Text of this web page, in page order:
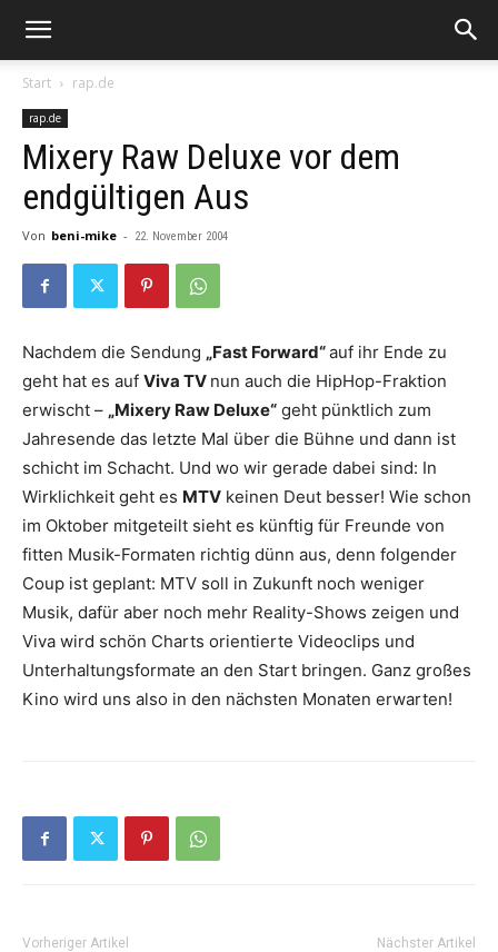
Start rap.de
rap.de
Mixery Raw Deluxe vor dem
endgültigen Aus
Von beni-mike - 22. November 2004
Nachdem die Sendung „Fast Forward“auf ihr Ende zu
geht hat es auf Viva TV nun auch die HipHop-Fraktion
erwischt – „Mixery Raw Deluxe“ geht pünktlich zum
Jahresende das letzte Mal über die Bühne und dann ist
schicht im Schacht. Und wo wir gerade dabei sind: In
Wirklichkeit geht es MTV keinen Deut besser! Wie schon
im Oktober mitgeteilt sieht es künftig für Freunde von
fitten Musik-Formaten richtig dünn aus, denn folgender
Coup ist geplant: MTV soll in Zukunft noch weniger
Musik, dafür aber noch mehr Reality-Shows zeigen und
Viva wird schön Charts orientierte Videoclips und
Unterhaltungsformate an den Start bringen. Ganz großes
Kino wird uns also in den nächsten Monaten erwarten!
Vorheriger Artikel Nächster Artikel